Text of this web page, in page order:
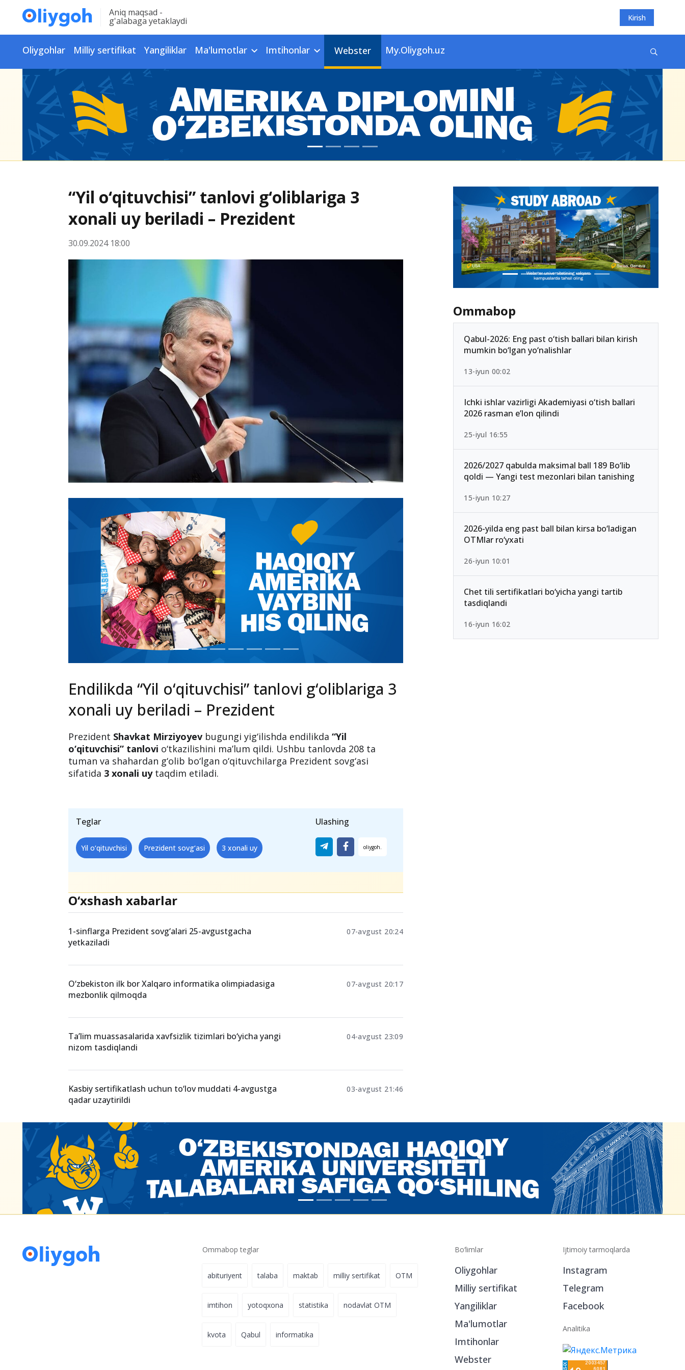
Aniq maqsad -
g'alabaga yetaklaydi Kirish
Oliygohlar Milliy sertifikat Yangiliklar Ma'lumotlar Imtihonlar Webster My.Oliygoh.uz
“Yil o‘qituvchisi” tanlovi g‘oliblariga 3
xonali uy beriladi – Prezident
30.09.2024 18:00
Endilikda “Yil o‘qituvchisi” tanlovi g‘oliblariga 3
xonali uy beriladi – Prezident
Prezident Shavkat Mirziyoyev bugungi yig‘ilishda endilikda“Yil
o‘qituvchisi” tanlovi o‘tkazilishini ma’lum qildi. Ushbu tanlovda 208 ta
tuman va shahardan g‘olib bo‘lgan o‘qituvchilarga Prezident sovg‘asi
sifatida 3 xonali uytaqdim etiladi.
Teglar
Yil o‘qituvchisi Prezident sovg‘asi 3 xonali uy
Ulashing
O‘xshash xabarlar
1-sinflarga Prezident sovg‘alari 25-avgustgacha
yetkaziladi
07-avgust 20:24
O‘zbekiston ilk bor Xalqaro informatika olimpiadasiga
mezbonlik qilmoqda
07-avgust 20:17
Ta’lim muassasalarida xavfsizlik tizimlari bo‘yicha yangi
nizom tasdiqlandi
04-avgust 23:09
Kasbiy sertifikatlash uchun to‘lov muddati 4-avgustga
qadar uzaytirildi
03-avgust 21:46
Ommabop
Qabul-2026: Eng past o‘tish ballari bilan kirish
mumkin bo‘lgan yo‘nalishlar
13-iyun 00:02
Ichki ishlar vazirligi Akademiyasi o‘tish ballari
2026 rasman e’lon qilindi
25-iyul 16:55
2026/2027 qabulda maksimal ball 189 Bo‘lib
qoldi — Yangi test mezonlari bilan tanishing
15-iyun 10:27
2026-yilda eng past ball bilan kirsa bo‘ladigan
OTMlar ro‘yxati
26-iyun 10:01
Chet tili sertifikatlari bo‘yicha yangi tartib
tasdiqlandi
16-iyun 16:02
Ommabop teglar
abituriyent talaba maktab milliy sertifikat OTM
imtihon yotoqxona statistika nodavlat OTM
kvota Qabul informatika
Bo‘limlar
Oliygohlar
Milliy sertifikat
Yangiliklar
Ma'lumotlar
Imtihonlar
Webster
Ijtimoiy tarmoqlarda
Instagram
Telegram
Facebook
Analitika